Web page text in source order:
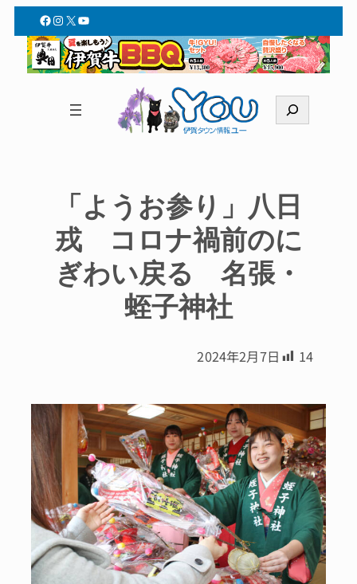
Facebook
Instagram
X YouTube
索
「ようお参り」八日
戎 コロナ禍前のに
ぎわい戻る 名張・
蛭子神社
2024年2月7日 14